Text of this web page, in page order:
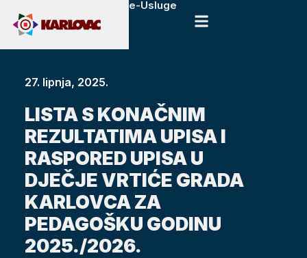
e-Usluge
27. lipnja, 2025.
LISTA S KONAČNIM
REZULTATIMA UPISA I
RASPORED UPISA U
DJEČJE VRTIĆE GRADA
KARLOVCA ZA
PEDAGOŠKU GODINU
2025./2026.